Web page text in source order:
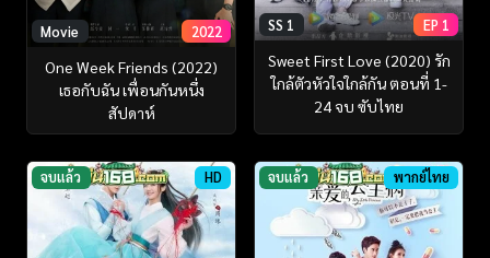
Movie 2022
One Week Friends (2022)
เธอกับฉัน เพื่อนกันหนึ่ง
สัปดาห์
SS 1 EP 1
Sweet First Love (2020) รัก
ใกล้ตัวหัวใจใกล้กัน ตอนที่ 1-
24 จบ ซับไทย
จบแล้ว HD จบแล้ว พากย์ไทย